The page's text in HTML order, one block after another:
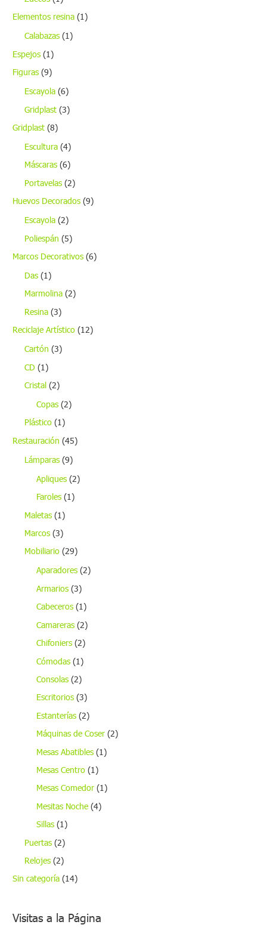
Elementos resina (1)
Calabazas (1)
Espejos (1)
Figuras (9)
Escayola (6)
Gridplast (3)
Gridplast (8)
Escultura (4)
Máscaras (6)
Portavelas (2)
Huevos Decorados (9)
Escayola (2)
Poliespán (5)
Marcos Decorativos (6)
Das (1)
Marmolina (2)
Resina (3)
Reciclaje Artístico (12)
Cartón (3)
CD (1)
Cristal (2)
Copas (2)
Plástico (1)
Restauración (45)
Lámparas (9)
Apliques (2)
Faroles (1)
Maletas (1)
Marcos (3)
Mobiliario (29)
Aparadores (2)
Armarios (3)
Cabeceros (1)
Camareras (2)
Chifoniers (2)
Cómodas (1)
Consolas (2)
Escritorios (3)
Estanterías (2)
Máquinas de Coser (2)
Mesas Abatibles (1)
Mesas Centro (1)
Mesas Comedor (1)
Mesitas Noche (4)
Sillas (1)
Puertas (2)
Relojes (2)
Sin categoría (14)
Visitas a la Página